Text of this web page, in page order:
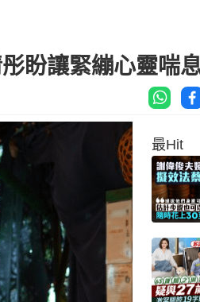
盼讓緊繃心靈喘
最Hit